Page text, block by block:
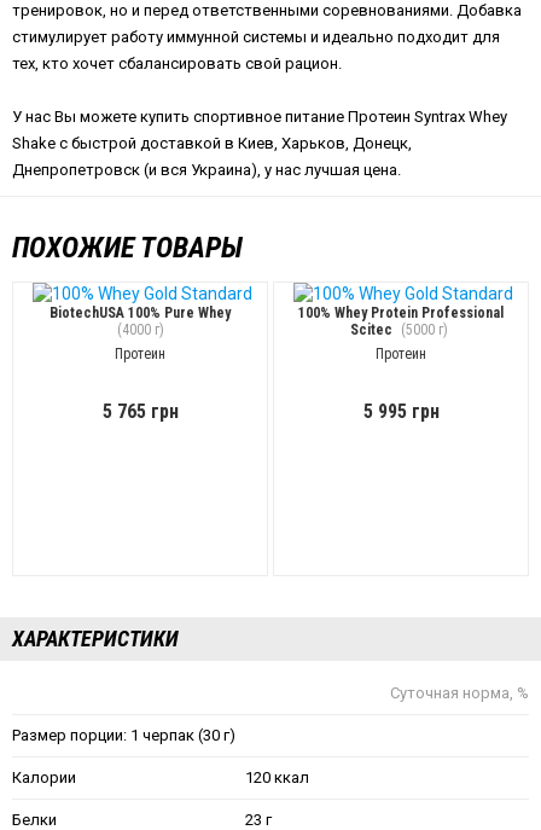
тренировок, но и перед ответственными соревнованиями. Добавка
стимулирует работу иммунной системы и идеально подходит для
тех, кто хочет сбалансировать свой рацион.
У нас Вы можете купить спортивное питание Протеин Syntrax Whey
Shake с быстрой доставкой в Киев, Харьков, Донецк,
Днепропетровск (и вся Украина), у нас лучшая цена.
ПОХОЖИЕ ТОВАРЫ
BiotechUSA 100% Pure Whey
(4000 г)
Протеин
5 765 грн
100% Whey Protein Professional
Scitec
(5000 г)
Протеин
5 995 грн
ХАРАКТЕРИСТИКИ
Суточная норма, %
Размер порции: 1 черпак (30 г)
Калории 120 ккал
Белки 23 г